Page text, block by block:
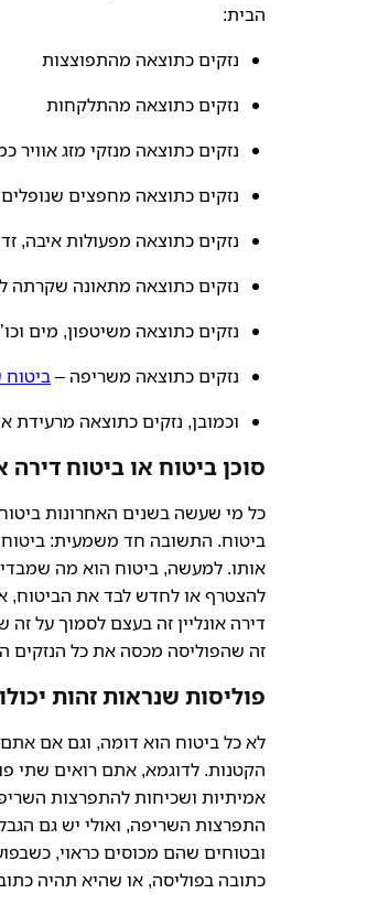
הבית:
נזקים כתוצאה מהתפוצצות
נזקים כתוצאה מהתלקחות
נזקים כתוצאה מנזקי מזג אוויר
נזקים כתוצאה מחפצים
נזקים כתוצאה מפעולות איבה,
נזקים כתוצאה מתאונה שקרתה
נזקים כתוצאה משיטפון, מים וכו’
נזקים כתוצאה משריפה –
וכמובן, נזקים כתוצאה
סוכן ביטוח או ביטוח דירה
כל מי שעשה בשנים האחרונות
ביטוח. התשובה חד משמעית:
אותו. למעשה, ביטוח הוא מה
להצטרף או לחדש לבד את הביטוח,
דירה אונליין זה בעצם לסמוך על
זה שהפוליסה מכסה את כל הנזקים
פוליסות שנראות זהות
לא כל ביטוח הוא דומה, וגם אם
הקטנות. לדוגמא, אתם רואים שתי
אמיתיות ושכיחות להתפרצות
התפרצות השריפה, ואולי יש גם
ובטוחים שהם מכוסים כראוי,
כתובה בפוליסה, או שהיא תהיה